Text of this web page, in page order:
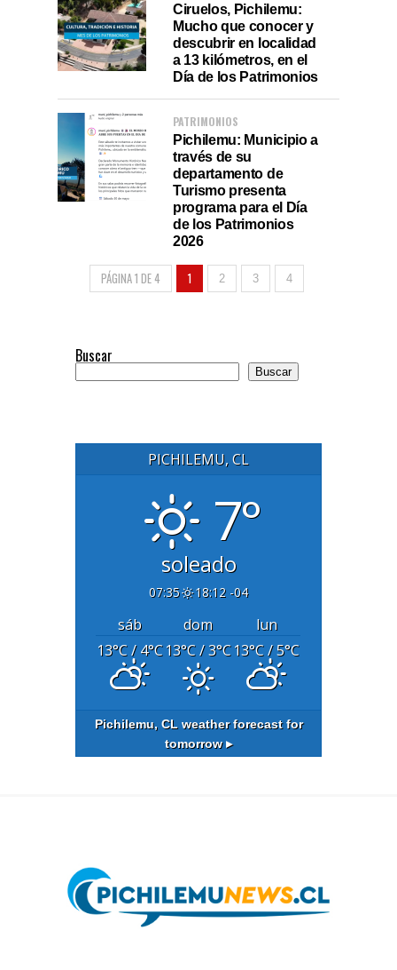
Ciruelos, Pichilemu:
Mucho que conocer y
descubrir en localidad
a 13 kilómetros, en el
Día de los Patrimonios
PATRIMONIOS
Pichilemu: Municipio a
través de su
departamento de
Turismo presenta
programa para el Día
de los Patrimonios
2026
PÁGINA 1 DE 4 1 2 3 4
Buscar
Buscar
PICHILEMU, CL
7°
soleado
07:35 18:12 -04
sáb dom
lun
13°C/ 4°C13°C/ 3°C13°C/ 5°C
Pichilemu, CL weather forecast for
tomorrow ▸